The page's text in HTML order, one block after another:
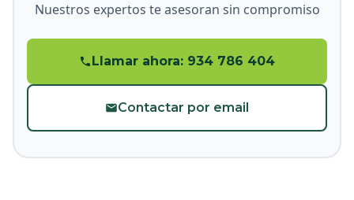
Nuestros expertos te asesoran sin compromiso
Llamar ahora: 934 786 404
Contactar por email